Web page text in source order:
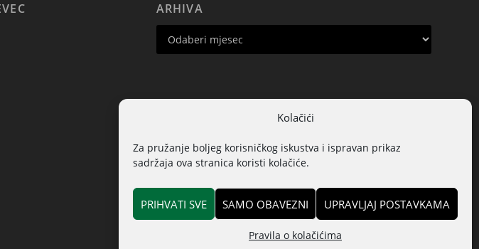
Kolačići
Za pružanje boljeg korisničkog iskustva i ispravan prikaz
sadržaja ova stranica koristi kolačiće.
PRIHVATI SVE SAMO OBAVEZNI UPRAVLJAJ POSTAVKAMA
Pravila o kolačićima
ARHIVA